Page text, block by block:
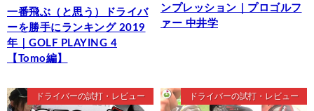
一番飛ぶ（と思う）ドライバ
ーを勝手にランキング 2019
年｜GOLF PLAYING 4
【Tomo編】
ンプレッション｜プロゴルフ
ァー 中井学
ドライバーの試打・レビュー ドライバーの試打・レビュー